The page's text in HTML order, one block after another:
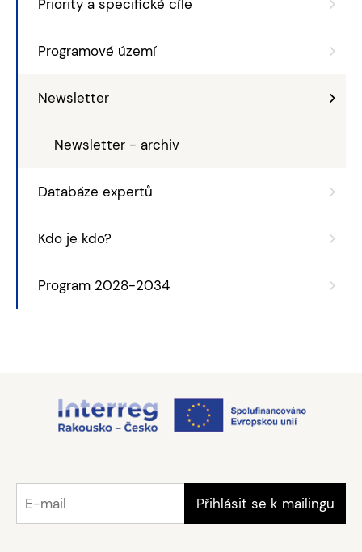
Priority a specifické cíle
Programové území
Newsletter
Newsletter - archiv
Databáze expertů
Kdo je kdo?
Program 2028-2034